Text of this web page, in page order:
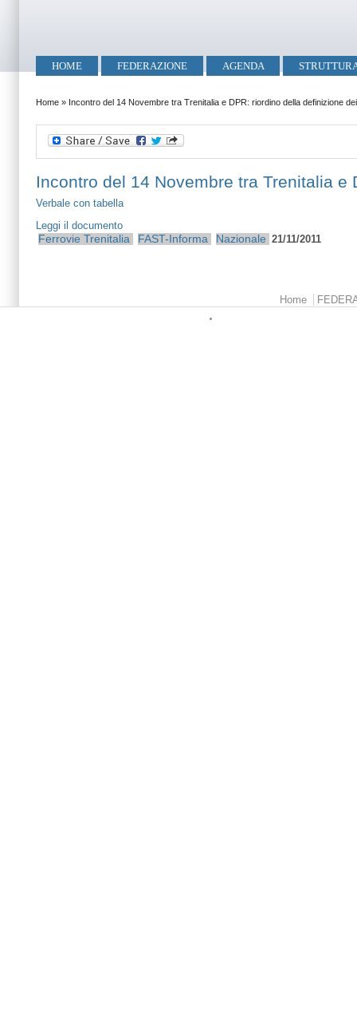
Menu principale
HOME FEDERAZIONE AGENDA
Tu sei qui
Home » Incontro del 14 Novembre tra Trenitalia e DPR: riordino della definizione
Incontro del 14 Novembre tra Trenitalia
Verbale con tabella
Leggi il documento
Ferrovie Trenitalia FAST-Informa Nazionale 21/11/2011
Home